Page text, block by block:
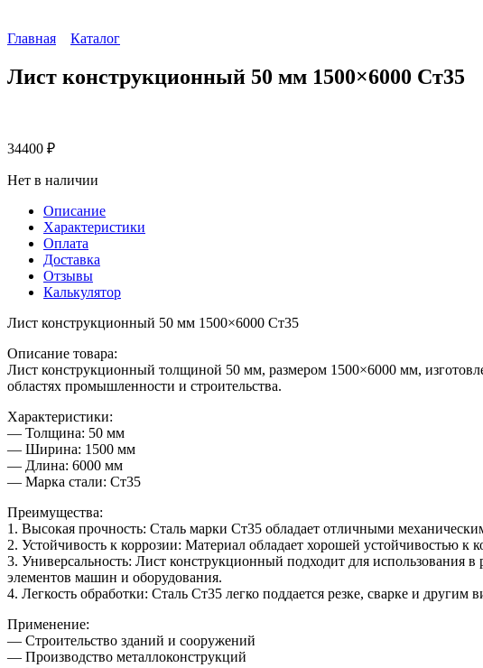
Главная Каталог
Лист конструкционный 50 мм 1500×6000 Ст35
34400 ₽
Нет в наличии
Описание
Характеристики
Оплата
Доставка
Отзывы
Калькулятор
Лист конструкционный 50 мм 1500×6000 Ст35
Описание товара:
Лист конструкционный толщиной 50 мм, размером 1500×6000 мм,
областях промышленности и строительства.
Характеристики:
— Толщина: 50 мм
— Ширина: 1500 мм
— Длина: 6000 мм
— Марка стали: Ст35
Преимущества:
1. Высокая прочность: Сталь марки Ст35 обладает отличными
2. Устойчивость к коррозии: Материал обладает хорошей устойчивостью
3. Универсальность: Лист конструкционный подходит для использования
элементов машин и оборудования.
4. Легкость обработки: Сталь Ст35 легко поддается резке, сварке и
Применение:
— Строительство зданий и сооружений
— Производство металлоконструкций